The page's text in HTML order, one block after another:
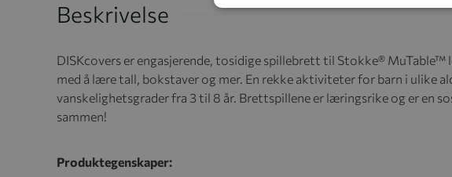
Beskrivelse
DISKcovers er engasjerende, tosidige spillebrett til Stokke®
med å lære tall, bokstaver og mer. En rekke aktiviteter for barn i ulike
vanskelighetsgrader fra 3 til 8 år. Brettspillene er læringsrike og er en
sammen!
Produktegenskaper: